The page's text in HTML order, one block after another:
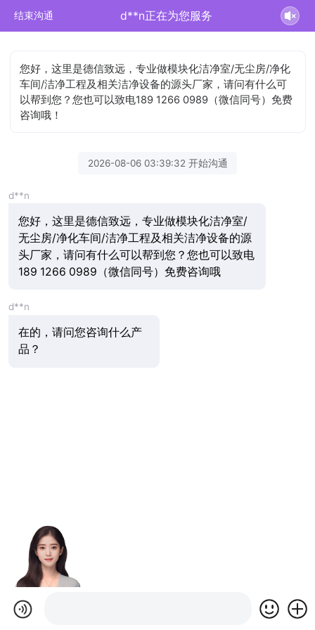
结束沟通 d**n正在为您服务
您好，这里是德信致远，专业做模块化洁净室/无尘房/净化
车间/洁净工程及相关洁净设备的源头厂家，请问有什么可
以帮到您？您也可以致电189 1266 0989（微信同号）免费
咨询哦！
2026-08-06 03:39:32 开始沟通
d**n
您好，这里是德信致远，专业做模块化洁净室/
无尘房/净化车间/洁净工程及相关洁净设备的源
头厂家，请问有什么可以帮到您？您也可以致电
189 1266 0989（微信同号）免费咨询哦
d**n
在的，请问您咨询什么产
品？